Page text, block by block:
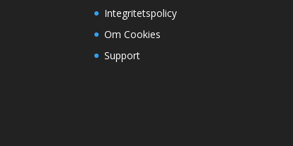
Integritetspolicy
Om Cookies
Support